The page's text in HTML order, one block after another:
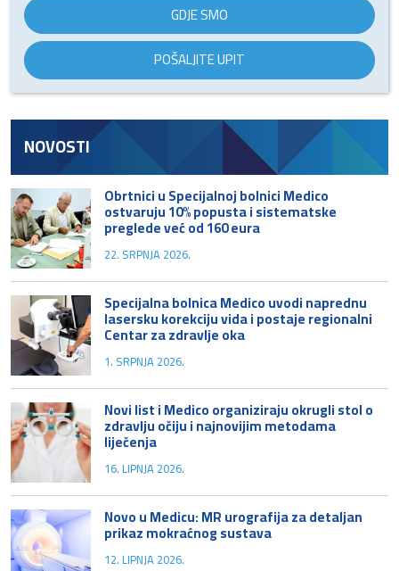
GDJE SMO
POŠALJITE UPIT
NOVOSTI
Obrtnici u Specijalnoj bolnici Medico
ostvaruju 10% popusta i sistematske
preglede već od 160 eura
22. SRPNJA 2026.
Specijalna bolnica Medico uvodi naprednu
lasersku korekciju vida i postaje regionalni
Centar za zdravlje oka
1. SRPNJA 2026.
Novi list i Medico organiziraju okrugli stol o
zdravlju očiju i najnovijim metodama
liječenja
16. LIPNJA 2026.
Novo u Medicu: MR urografija za detaljan
prikaz mokraćnog sustava
12. LIPNJA 2026.